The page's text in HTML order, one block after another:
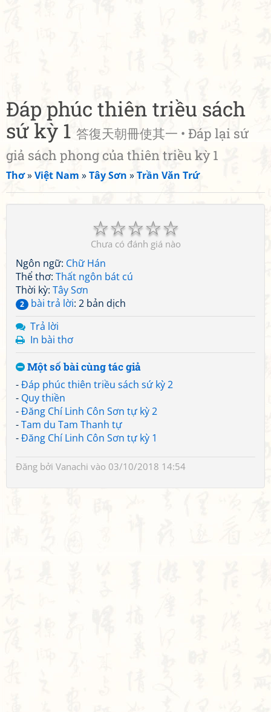
Đáp phúc thiên triều sách
sứ kỳ 1 答復天朝冊使其一 • Đáp lại sứ
giả sách phong của thiên triều kỳ 1
Thơ»Việt Nam »Tây Sơn »Trần Văn Trứ
☆
☆
☆
☆
☆
Chưa có đánh giá nào
Ngôn ngữ: Chữ Hán
Thể thơ: Thất ngôn bát cú
Thời kỳ: Tây Sơn
2 bài trả lời: 2 bản dịch
Trả lời
In bài thơ
Một số bài cùng tác giả
-Đáp phúc thiên triều sách sứ kỳ 2
- Quy thiền
-Đăng Chí Linh Côn Sơn tự kỳ 2
-Tam du Tam Thanh tự
-Đăng Chí Linh Côn Sơn tự kỳ 1
Đăng bởi Vanachi vào 03/10/2018 14:54